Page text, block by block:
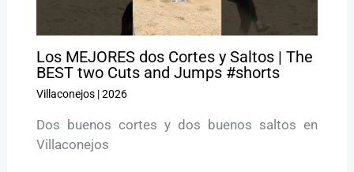
Los MEJORES dos Cortes y Saltos | The
BEST two Cuts and Jumps #shorts
Villaconejos|2026
Dos buenos cortes y dos buenos saltos en
Villaconejos